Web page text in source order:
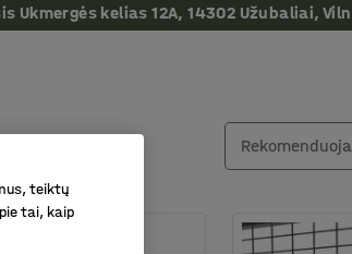
kelias 12A, 14302 Užubaliai,
teiktų
tai, kaip